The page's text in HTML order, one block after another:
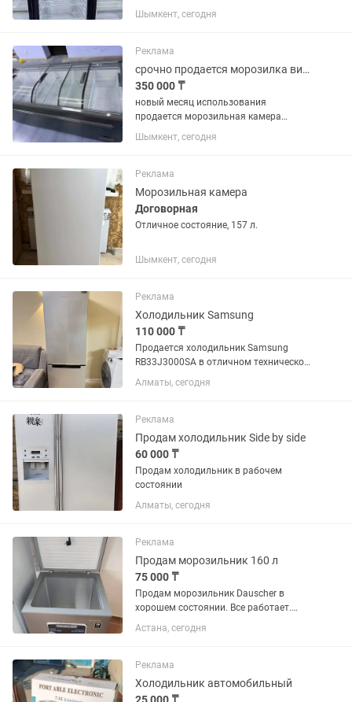
Шымкент, сегодня
Реклама
срочно продается морозилка витринный
350 000 ₸
новый месяц использования
продается морозильная камера
большой
Шымкент, сегодня
Реклама
Морозильная камера
Договорная
Отличное состояние, 157 л.
Шымкент, сегодня
Реклама
Холодильник Samsung
110 000 ₸
Продается холодильник Samsung
RB33J3000SA в отличном техническом
и внешнем состоянии. • Полностью
исправен, работает тихо. •
Inverter. • Система No Frost — не
требует...
Алматы, сегодня
Реклама
Продам холодильник Side by side
60 000 ₸
Продам холодильник в рабочем
состоянии
Алматы, сегодня
Реклама
Продам морозильник 160 л
75 000 ₸
Продам морозильник Dauscher в
хорошем состоянии. Все работает.
Продаю в связи переездом.
Астана, сегодня
Реклама
Холодильник автомобильный